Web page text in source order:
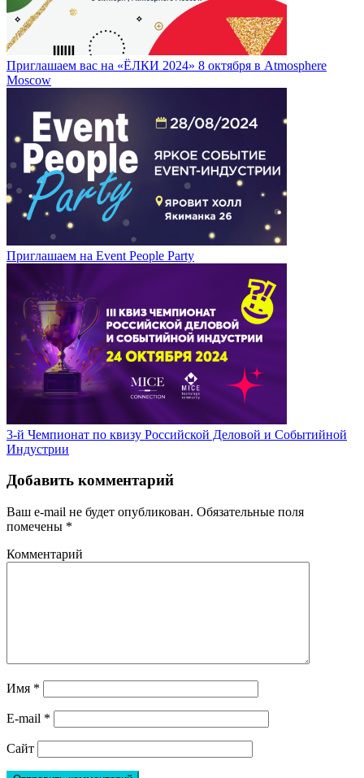
Приглашаем вас на «ЁЛКИ 2024» 8 октября в Atmosphere
Moscow
Приглашаем на Event People Party
3-й Чемпионат по квизу Российской Деловой и Событийной
Индустрии
Добавить комментарий
Ваш e-mail не будет опубликован. Обязательные поля
помечены *
Комментарий
Имя *
E-mail *
Сайт